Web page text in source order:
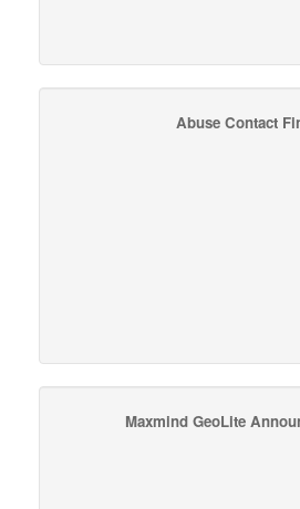
Abuse Contact
Maxmind GeoLite